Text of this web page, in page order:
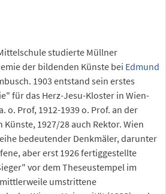
studierte Müllner
der bildenden Künste bei Edmund
1903 entstand sein erstes
für das Herz-Jesu-Kloster in Wien-
o. Prof, 1912-1939 o. Prof. an der
1927/28 auch Rektor. Wien
bedeutender Denkmäler, darunter
aber erst 1926 fertiggestellte
vor dem Theseustempel im
umstrittene